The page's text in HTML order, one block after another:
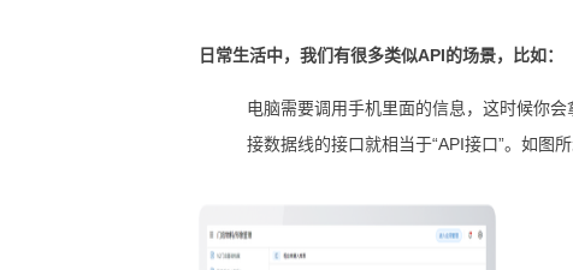
日常生活中，我们有很多类似API的场景，比如：
电脑需要调用手机里面的信息，这时候你
接数据线的接口就相当于“API接口”。如图所